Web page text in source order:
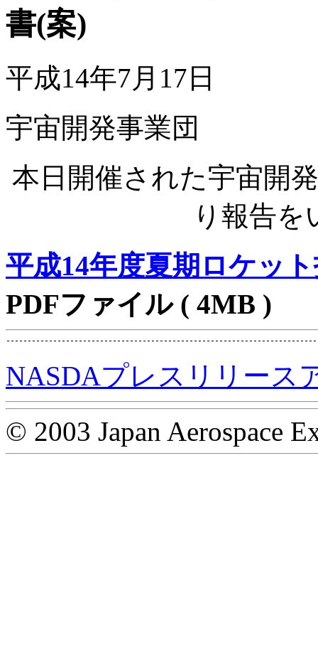
書(案)
平成14年7月17日
宇宙開発事業団
本日開催された宇宙開
り報告を
平成14年度夏期ロケッ
PDFファイル ( 4MB )
NASDAプレスリリース
© 2003 Japan Aerospace